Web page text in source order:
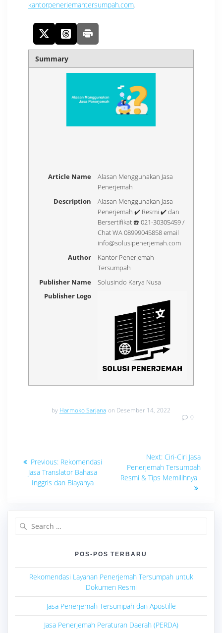
kantorpenerjemahtersumpah.com.
Summary
Article Name
Alasan Menggunakan Jasa
Penerjemah
Description
Alasan Menggunakan Jasa
Penerjemah ✔️ Resmi ✔️ dan
Bersertifikat ☎️ 021-30305459 /
Chat WA 08999045858 email
info@solusipenerjemah.com
Author
Kantor Penerjemah
Tersumpah
Publisher Name
Solusindo Karya Nusa
Publisher Logo
by Harmoko Sarjana on Desember 14, 2022
0
pos
Previous: Previous
post:
Rekomendasi
Jasa Translator Bahasa
Inggris dan Biayanya
Next: Next
post:
Ciri-Ciri Jasa
Penerjemah Tersumpah
Resmi & Tips Memilihnya
POS-POS TERBARU
Rekomendasi Layanan Penerjemah Tersumpah untuk
Dokumen Resmi
Jasa Penerjemah Tersumpah dan Apostille
Jasa Penerjemah Peraturan Daerah (PERDA)